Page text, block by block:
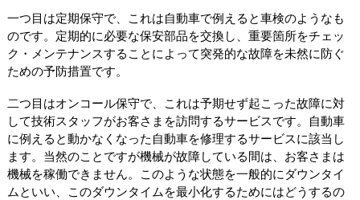
一つ目は定期保守で、これは自動車で例えると車検のようなも
のです。定期的に必要な保安部品を交換し、重要箇所をチェッ
ク・メンテナンスすることによって突発的な故障を未然に防ぐ
ための予防措置です。
二つ目はオンコール保守で、これは予期せず起こった故障に対
して技術スタッフがお客さまを訪問するサービスです。自動車
に例えると動かなくなった自動車を修理するサービスに該当し
ます。当然のことですが機械が故障している間は、お客さまは
機械を稼働できません。このような状態を一般的にダウンタイ
ムといい、このダウンタイムを最小化するためにはどうするの